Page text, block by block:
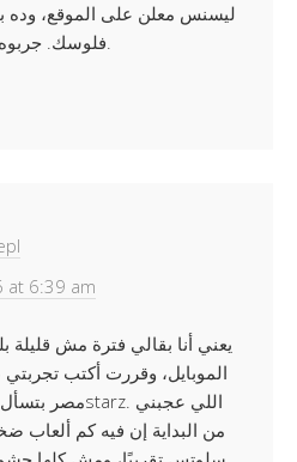
ليسنس معلن على الموقع، وده
at 6:39 am
يعني أنا بقالي فترة مش
الموبايل، وقررت أكتب